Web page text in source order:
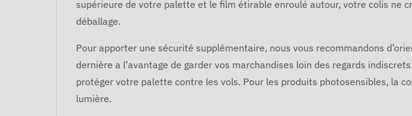
supérieure de votre palette et le film étirable enroulé autour, votre colis ne
déballage.
Pour apporter une sécurité supplémentaire, nous vous recommandons
dernière a l’avantage de garder vos marchandises loin des regards
protéger votre palette contre les vols. Pour les produits photosensibles, la
lumière.